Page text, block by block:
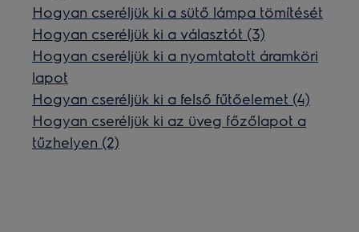
Hogyan cseréljük ki a sütő lámpa tömítését
Hogyan cseréljük ki a választót (3)
Hogyan cseréljük ki a nyomtatott áramköri
lapot
Hogyan cseréljük ki a felső fűtőelemet (4)
Hogyan cseréljük ki az üveg főzőlapot a
tűzhelyen (2)